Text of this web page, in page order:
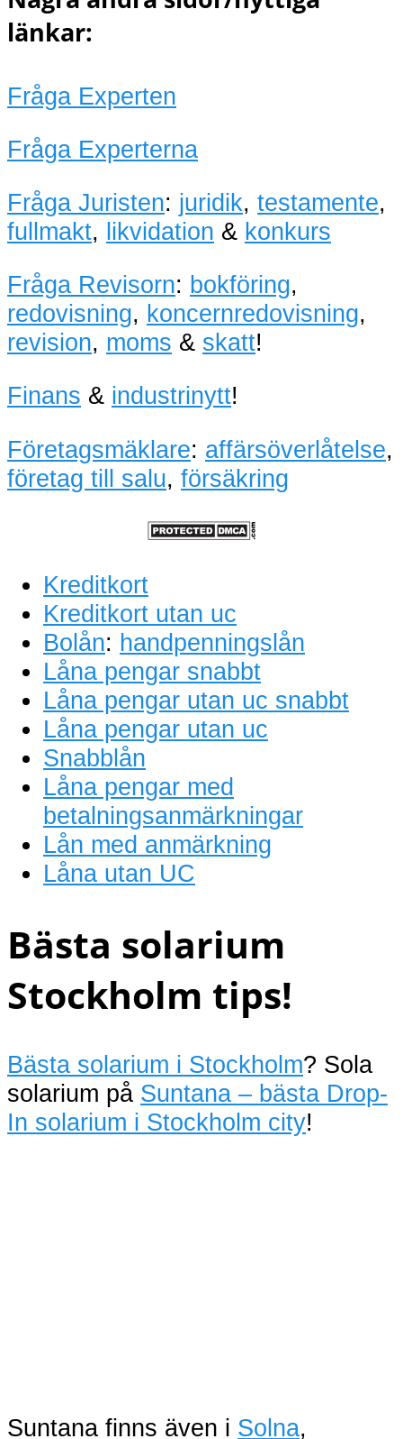
länkar:
Fråga Experten
Fråga Experterna
Fråga Juristen: juridik, testamente,
fullmakt, likvidation & konkurs
Fråga Revisorn: bokföring,
redovisning, koncernredovisning,
revision, moms & skatt!
Finans & industrinytt!
Företagsmäklare: affärsöverlåtelse,
företag till salu, försäkring
Kreditkort
Kreditkort utan uc
Bolån: handpenningslån
Låna pengar snabbt
Låna pengar utan uc snabbt
Låna pengar utan uc
Snabblån
Låna pengar med
betalningsanmärkningar
Lån med anmärkning
Låna utan UC
Bästa solarium
Stockholm tips!
Bästa solarium i Stockholm? Sola
solarium på Suntana – bästa Drop-
In solarium i Stockholm city!
Suntana finns även i Solna,